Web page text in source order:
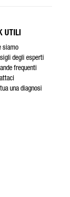
UTILI
siamo
degli esperti
frequenti
una diagnosi